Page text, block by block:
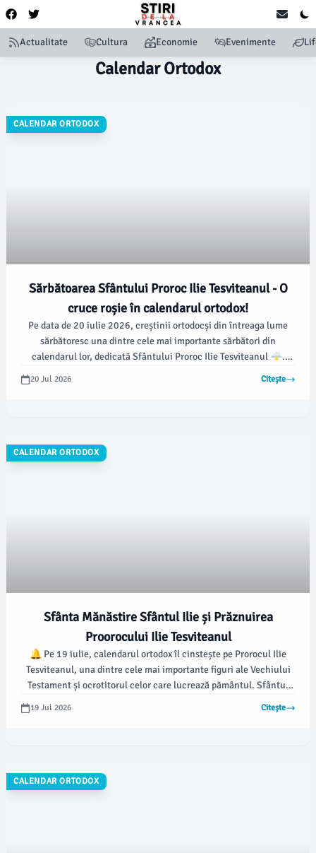
Actualitate Cultura Economie Evenimente
Calendar Ortodox
CALENDAR ORTODOX
Sărbătoarea Sfântului Proroc Ilie Tesviteanul - O
cruce roșie în calendarul ortodox!
Pe data de 20 iulie 2026, creștinii ortodocși din întreaga lume
sărbătoresc una dintre cele mai importante sărbători din
calendarul lor, dedicată Sfântului Proroc Ilie Tesviteanul 🌩️.
Această zi este marcată cu o cruce roșie în calendar, simbolizând
20 Jul 2026 Citește
CALENDAR ORTODOX
Sfânta Mănăstire Sfântul Ilie și Prăznuirea
Proorocului Ilie Tesviteanul
🔔 Pe 19 iulie, calendarul ortodox îl cinstește pe Prorocul Ilie
Tesviteanul, una dintre cele mai importante figuri ale Vechiului
Testament și ocrotitorul celor care lucrează pământul. Sfântul
Ilie este cunoscut pentru râvna lui față de Dumnezeu și a fost un
apărător fervent al monoteismului în fața practicilor păgâne.
19 Jul 2026 Citește
CALENDAR ORTODOX